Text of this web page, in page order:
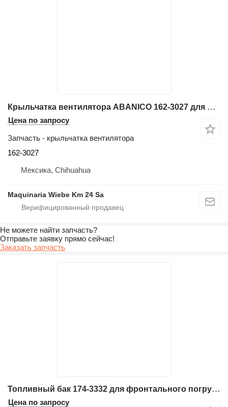
Крыльчатка вентилятора ABANICO 162-3027 для фронтального погрузчика Caterpillar 966G
Цена по запросу
Запчасть - крыльчатка вентилятора
162-3027
Мексика, Chihuahua
Maquinaria Wiebe Km 24 Sa
Не можете найти запчасть?
Отправьте заявку прямо сейчас!
Заказать запчасть
Топливный бак 174-3332 для фронтального погрузчика Caterpillar 966G
Цена по запросу